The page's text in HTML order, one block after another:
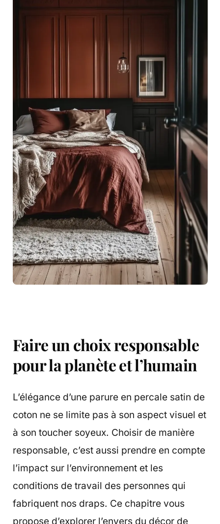
Faire un choix responsable
pour la planète et l’humain
L’élégance d’une parure en percale satin de
coton ne se limite pas à son aspect visuel et
à son toucher soyeux. Choisir de manière
responsable, c’est aussi prendre en compte
l’impact sur l’environnement et les
conditions de travail des personnes qui
fabriquent nos draps. Ce chapitre vous
propose d’explorer l’envers du décor de